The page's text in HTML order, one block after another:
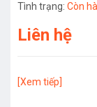
Tình trạng: Còn
Liên hệ
[Xem tiếp]